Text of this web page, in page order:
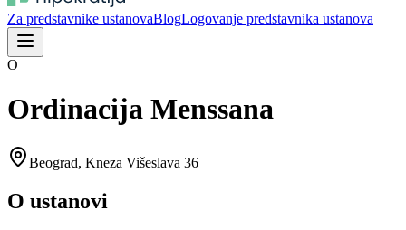
Za predstavnike ustanovaBlogLogovanje predstavnika ustanova
O
Ordinacija Menssana
Beograd, Kneza Višeslava 36
O ustanovi